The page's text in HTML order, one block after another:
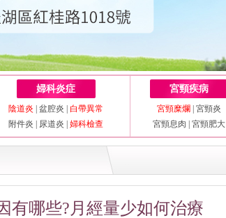
婦科炎症
陰道炎 盆腔炎
白帶異常
附件炎
尿道炎 婦科檢查
宮頸疾病
宮頸糜爛
宮頸炎
宮頸息肉
宮頸肥大
有哪些?月經量少如何治療